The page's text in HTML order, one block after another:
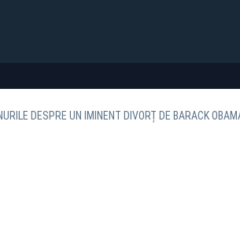
DESPRE UN IMINENT DIVORȚ DE BARACK